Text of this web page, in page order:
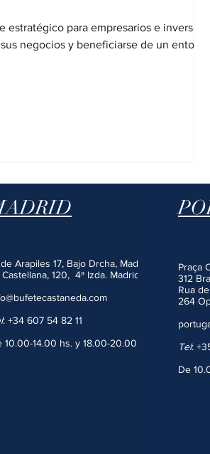
estratégico para empresarios e inversores
negocios y beneficiarse de un entorno
Arapiles 17, Bajo Drcha, Madrid
Castellana, 120, 4ª Izda. Madrid
: +34 607 54 82 11
10.00-14.00 hs. y 18.00-20.00 hs.
Praça
312
Rua
264
Tel:
De